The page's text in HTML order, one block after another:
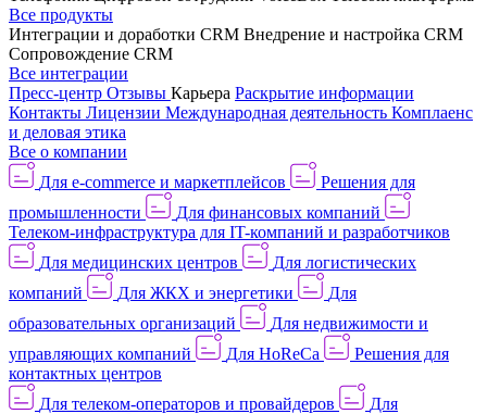
Все продукты
Интеграции и доработки CRM Внедрение и настройка CRM
Сопровождение CRM
Все интеграции
Пресс-центр Отзывы Карьера Раскрытие информации
Контакты Лицензии Международная деятельность Комплаенс
и деловая этика
Все о компании
Для e-commerce и маркетплейсов
Решения для
промышленности
Для финансовых компаний
Телеком-инфраструктура для IT-компаний и разработчиков
Для медицинских центров
Для логистических
компаний
Для ЖКХ и энергетики
Для
образовательных организаций
Для недвижимости и
управляющих компаний
Для HoReCa
Решения для
контактных центров
Для телеком-операторов и провайдеров
Для